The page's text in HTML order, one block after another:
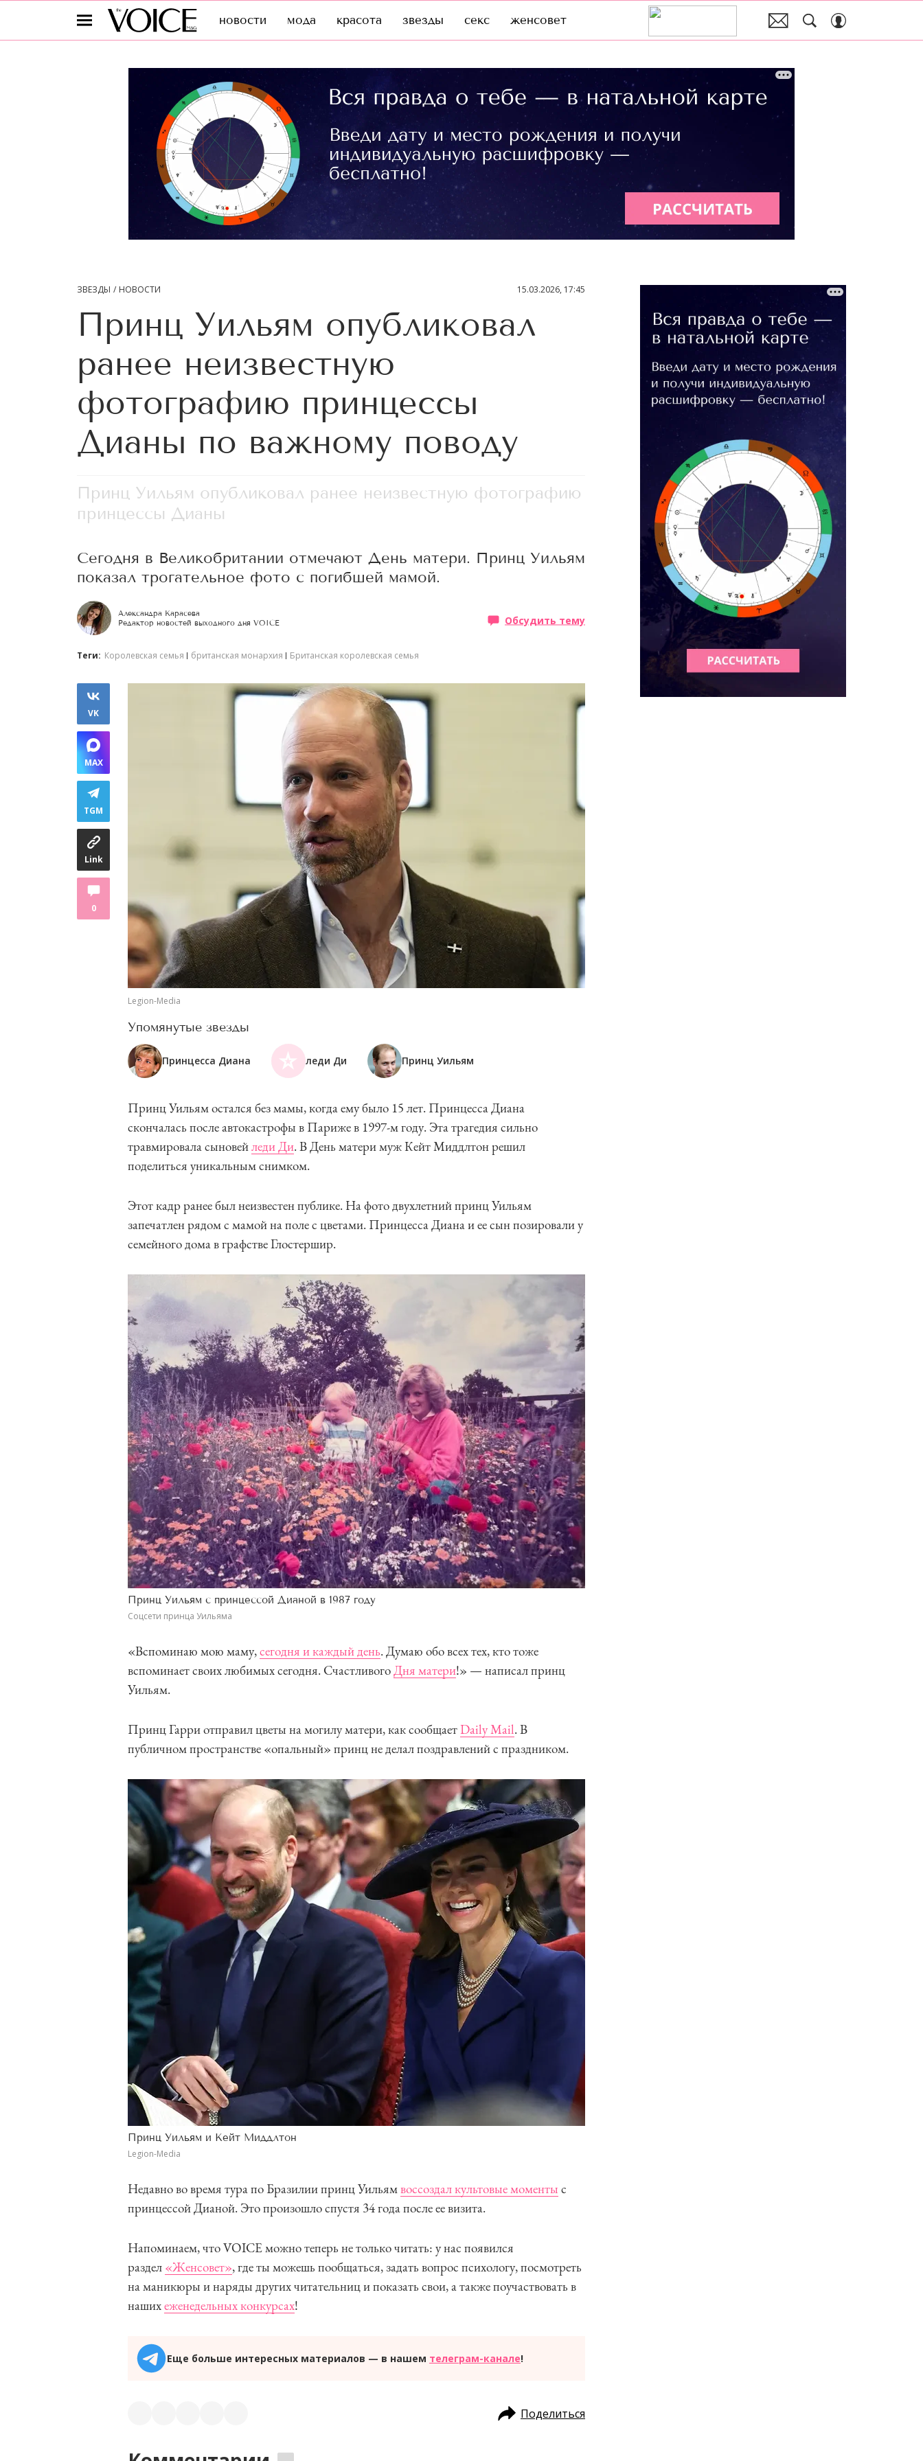
новости мода красота звезды секс женсовет
ЗВЕЗДЫ НОВОСТИ 15.03.2026, 17:45
Принц Уильям опубликовал
ранее неизвестную
фотографию принцессы
Дианы по важному поводу
Принц Уильям опубликовал ранее неизвестную фотографию
принцессы Дианы
Сегодня в Великобритании отмечают День матери. Принц Уильям
показал трогательное фото с погибшей мамой.
Александра Карасева
Редактор новостей выходного дня VOICE
Обсудить тему
Теги: Королевская семья британская монархия Британская королевская семья
VK
MAX
TGM
Link
0
Legion-Media
Упомянутые звезды
Принцесса Диана леди Ди Принц Уильям
Принц Уильям остался без мамы, когда ему было 15 лет. Принцесса Диана
скончалась после автокастрофы в Париже в 1997-м году. Эта трагедия сильно
травмировала сыновейледи Ди. В День матери муж Кейт Миддлтон решил
поделиться уникальным снимком.
Этот кадр ранее был неизвестен публике. На фото двухлетний принц Уильям
запечатлен рядом с мамой на поле с цветами. Принцесса Диана и ее сын позировали у
семейного дома в графстве Глостершир.
Принц Уильям с принцессой Дианой в 1987 году
Соцсети принца Уильяма
«Вспоминаю мою маму,сегодня и каждый день. Думаю обо всех тех, кто тоже
вспоминает своих любимых сегодня. СчастливогоДня матери!» — написал принц
Уильям.
Принц Гарри отправил цветы на могилу матери, как сообщаетDaily Mail. В
публичном пространстве «опальный» принц не делал поздравлений с праздником.
Принц Уильям и Кейт Миддлтон
Legion-Media
Недавно во время тура по Бразилии принц Уильямвоссоздал культовые моменты с
принцессой Дианой. Это произошло спустя 34 года после ее визита.
Напоминаем, что VOICE можно теперь не только читать: у нас появился
раздел «Женсовет», где ты можешь пообщаться, задать вопрос психологу, посмотреть
на маникюры и наряды других читательниц и показать свои, а также поучаствовать в
нашихеженедельных конкурсах!
Еще больше интересных материалов — в нашем телеграм-канале!
Поделиться